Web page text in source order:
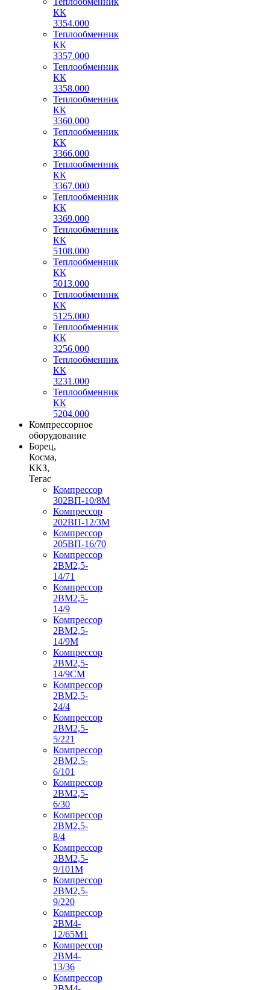
КК
3354.000
Теплообменник
КК
3357.000
Теплообменник
КК
3358.000
Теплообменник
КК
3360.000
Теплообменник
КК
3366.000
Теплообменник
КК
3367.000
Теплообменник
КК
3369.000
Теплообменник
КК
5108.000
Теплообменник
КК
5013.000
Теплообменник
КК
5125.000
Теплообменник
КК
3256.000
Теплообменник
КК
3231.000
Теплообменник
КК
5204.000
Компрессорное
оборудование
Борец,
Косма,
ККЗ,
Тегас
Компрессор
302ВП-10/8М
Компрессор
202ВП-12/3М
Компрессор
205ВП-16/70
Компрессор
2ВМ2,5-
14/71
Компрессор
2ВМ2,5-
14/9
Компрессор
2ВМ2,5-
14/9М
Компрессор
2ВМ2,5-
14/9СМ
Компрессор
2ВМ2,5-
24/4
Компрессор
2ВМ2,5-
5/221
Компрессор
2ВМ2,5-
6/101
Компрессор
2ВМ2,5-
6/30
Компрессор
2ВМ2,5-
8/4
Компрессор
2ВМ2,5-
9/101М
Компрессор
2ВМ2,5-
9/220
Компрессор
2ВМ4-
12/65М1
Компрессор
2ВМ4-
13/36
Компрессор